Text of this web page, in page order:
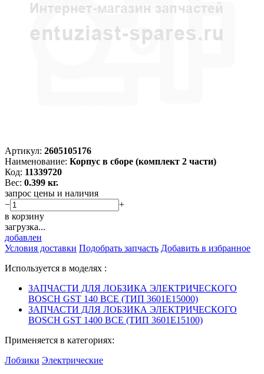
Артикул: 2605105176
Наименование: Корпус в сборе (комплект 2 части)
Код: 11339720
Вес: 0.399 кг.
запрос цены и наличия
−
+
в корзину
загрузка...
добавлен
Условия доставки Подобрать запчасть Добавить в избранное
Используется в моделях :
ЗАПЧАСТИ ДЛЯ ЛОБЗИКА ЭЛЕКТРИЧЕСКОГО
BOSCH GST 140 BCE (ТИП 3601E15000)
ЗАПЧАСТИ ДЛЯ ЛОБЗИКА ЭЛЕКТРИЧЕСКОГО
BOSCH GST 1400 BCE (ТИП 3601E15100)
Применяется в категориях:
Лобзики Электрические